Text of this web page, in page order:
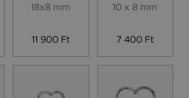
18x8 mm
11 900 Ft
10 x 8 mm
7 400 Ft